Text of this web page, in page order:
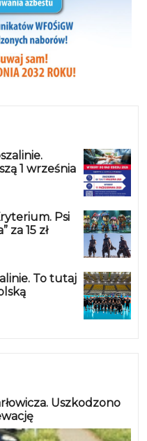
1 września
Psi
za 15 zł
To tutaj
Uszkodzono